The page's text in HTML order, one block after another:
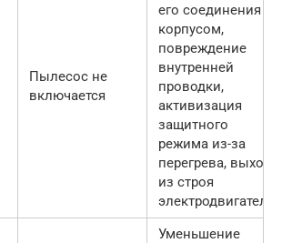
Пылесос не
включается
его соединения с
корпусом,
повреждение
внутренней
проводки,
активизация
защитного
режима из-за
перегрева, выход
из строя
электродвигателя
Уменьшение